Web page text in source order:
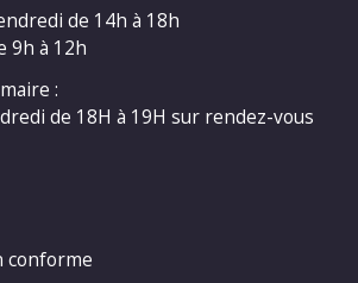
de 14h à 18h
9h à 12h
:
de 18H à 19H sur rendez-vous
conforme